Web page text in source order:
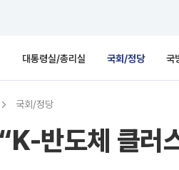
대통령실/총리실 국회/정당 국
국회/정당
반도체 클러